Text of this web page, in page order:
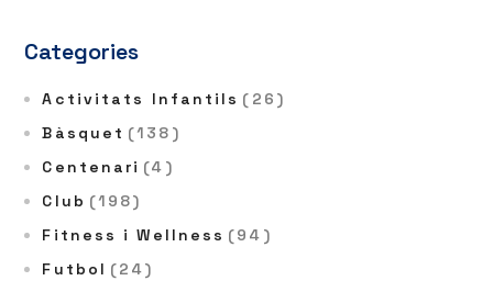
Categories
Activitats Infantils (26)
Bàsquet (138)
Centenari (4)
Club (198)
Fitness i Wellness (94)
Futbol (24)